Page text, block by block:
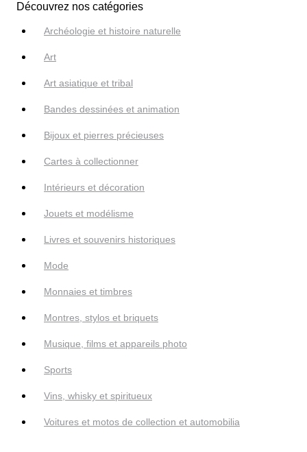
Découvrez nos catégories
Archéologie et histoire naturelle
Art
Art asiatique et tribal
Bandes dessinées et animation
Bijoux et pierres précieuses
Cartes à collectionner
Intérieurs et décoration
Jouets et modélisme
Livres et souvenirs historiques
Mode
Monnaies et timbres
Montres, stylos et briquets
Musique, films et appareils photo
Sports
Vins, whisky et spiritueux
Voitures et motos de collection et automobilia